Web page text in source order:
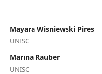
Mayara Wisniewski Pires
UNISC
Marina Rauber
UNISC